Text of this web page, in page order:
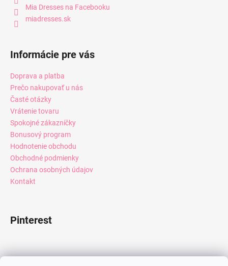
Mia Dresses na Facebooku
miadresses.sk
Informácie pre vás
Doprava a platba
Prečo nakupovať u nás
Časté otázky
Vrátenie tovaru
Spokojné zákazníčky
Bonusový program
Hodnotenie obchodu
Obchodné podmienky
Ochrana osobných údajov
Kontakt
Pinterest